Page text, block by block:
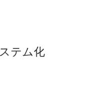
テム化